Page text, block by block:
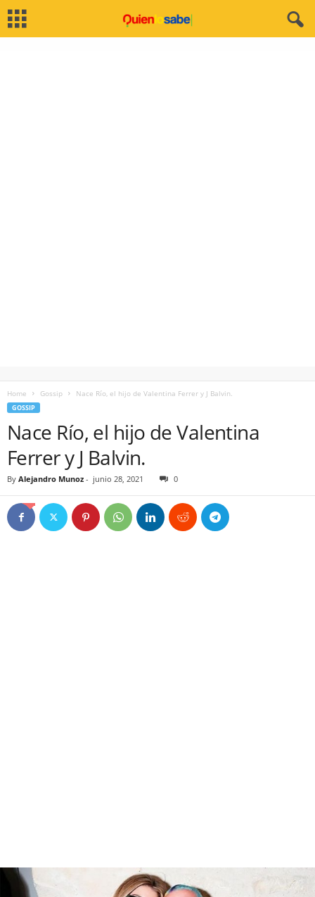
Home Gossip Nace Río, el hijo de Valentina Ferrer y J Balvin.
GOSSIP
Nace Río, el hijo de Valentina
Ferrer y J Balvin.
By Alejandro Munoz - junio 28, 2021 0